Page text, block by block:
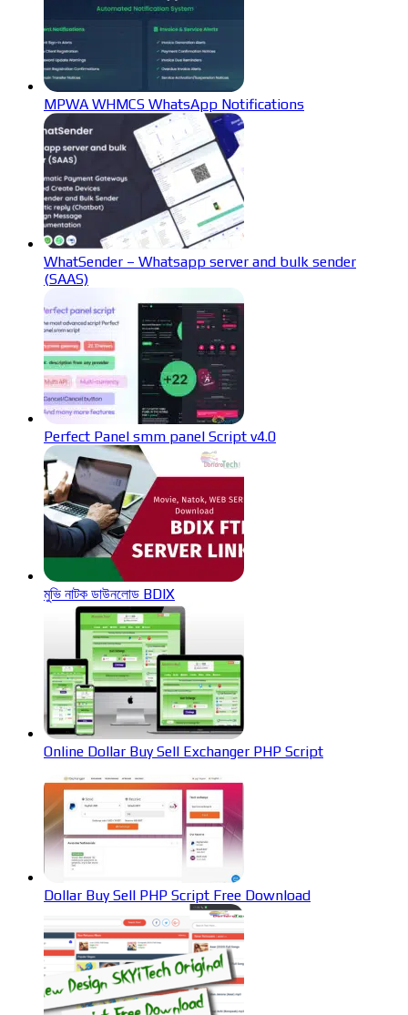
MPWA WHMCS WhatsApp Notifications
WhatSender – Whatsapp server and bulk sender
(SAAS)
Perfect Panel smm panel Script v4.0
মুভি নাটক ডাউনলোড BDIX
Online Dollar Buy Sell Exchanger PHP Script
Dollar Buy Sell PHP Script Free Download